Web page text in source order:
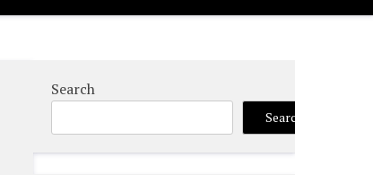
Search
Search